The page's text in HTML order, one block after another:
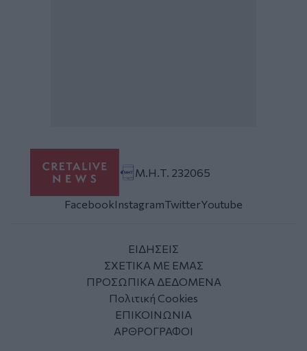
Μ.Η.Τ. 232065
FacebookInstagramTwitterYoutube
ΕΙΔΗΣΕΙΣ
ΣΧΕΤΙΚΑ ΜΕ ΕΜΑΣ
ΠΡΟΣΩΠΙΚΑ ΔΕΔΟΜΕΝΑ
Πολιτική Cookies
ΕΠΙΚΟΙΝΩΝΙΑ
ΑΡΘΡΟΓΡΑΦΟΙ